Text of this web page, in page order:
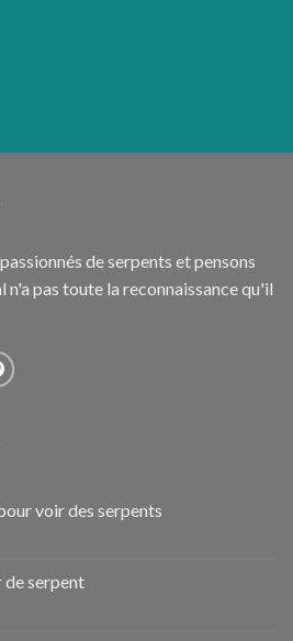
de serpents et pensons
n'a pas toute la reconnaissance qu'il
voir des serpents
de serpent